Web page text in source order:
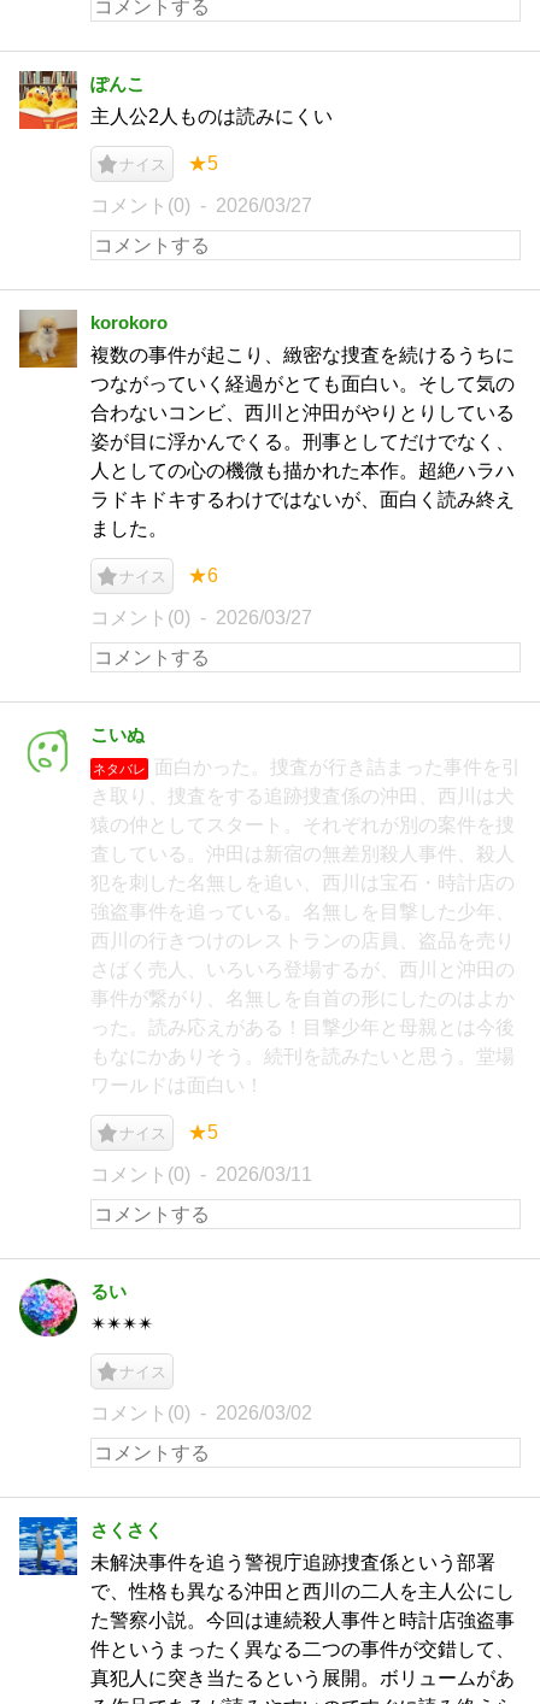
ぽんこ
主人公2人ものは読みにくい
ナイス ★5
コメント(0) 2026/03/27
korokoro
複数の事件が起こり、緻密な捜査を続けるうちに
つながっていく経過がとても面白い。そして気の
合わないコンビ、西川と沖田がやりとりしている
姿が目に浮かんでくる。刑事としてだけでなく、
人としての心の機微も描かれた本作。超絶ハラハ
ラドキドキするわけではないが、面白く読み終え
ました。
ナイス ★6
コメント(0) 2026/03/27
こいぬ
ネタバレ
面白かった。捜査が行き詰まった事件を引
き取り、捜査をする追跡捜査係の沖田、西川は犬
猿の仲としてスタート。それぞれが別の案件を捜
査している。沖田は新宿の無差別殺人事件、殺人
犯を刺した名無しを追い、西川は宝石・時計店の
強盗事件を追っている。名無しを目撃した少年、
西川の行きつけのレストランの店員、盗品を売り
さばく売人、いろいろ登場するが、西川と沖田の
事件が繋がり、名無しを自首の形にしたのはよか
った。読み応えがある！目撃少年と母親とは今後
もなにかありそう。続刊を読みたいと思う。堂場
ワールドは面白い！
ナイス ★5
コメント(0) 2026/03/11
るい
✴︎✴︎✴︎✴︎
ナイス
コメント(0) 2026/03/02
さくさく
未解決事件を追う警視庁追跡捜査係という部署
で、性格も異なる沖田と西川の二人を主人公にし
た警察小説。今回は連続殺人事件と時計店強盗事
件というまったく異なる二つの事件が交錯して、
真犯人に突き当たるという展開。ボリュームがあ